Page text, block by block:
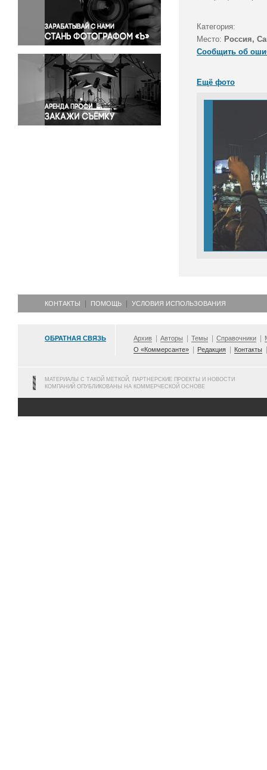
Правосудие
Происшествия и конфликты
Религия
Светская жизнь
Спорт
Экология
Экономика и бизнес
Категория:
Место: Россия,
Сообщить об
Ещё фото
КОНТАКТЫ ПОМОЩЬ УСЛОВИЯ ИСПОЛЬЗОВАНИЯ
ОБРАТНАЯ СВЯЗЬ Архив Авторы Темы Справочники
О «Коммерсанте»
Редакция Контакты
МАТЕРИАЛЫ С ТАКОЙ МЕТКОЙ, ПАРТНЕРСКИЕ ПРОЕКТЫ И НОВОСТИ
КОМПАНИЙ ОПУБЛИКОВАНЫ НА КОММЕРЧЕСКОЙ ОСНОВЕ